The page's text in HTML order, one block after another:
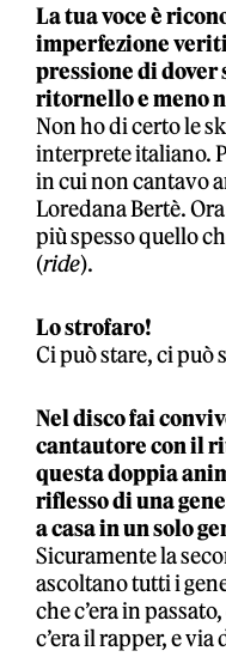
La tua voce è
imperfezione
pressione di
ritornello e meno
Non ho di certo le
interprete italiano.
in cui non cantavo
Loredana Bertè.
più spesso quello
(ride).
Lo strofaro!
Ci può stare, ci può
Nel disco fai
cantautore con il
questa doppia
riflesso di una
a casa in un solo
Sicuramente la
ascoltano tutti i
che c’era in
c’era il rapper, e via